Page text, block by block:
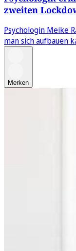
zweiten
Psychologin Meike
man sich aufbauen
Merken